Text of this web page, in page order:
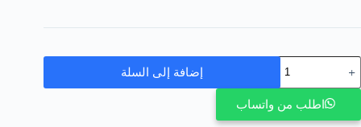
إضافة إلى السلة
اطلب من واتساب